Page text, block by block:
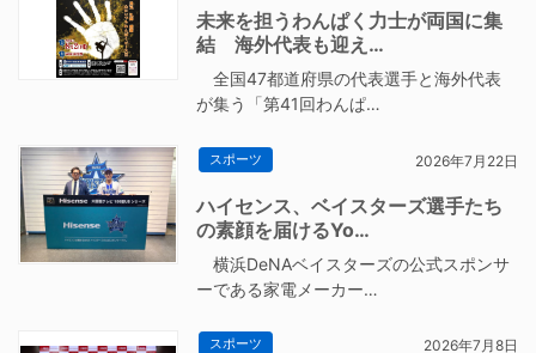
未来を担うわんぱく力士が両国に集
結 海外代表も迎え…
全国47都道府県の代表選手と海外代表
が集う「第41回わんぱ…
スポーツ 2026年7月22日
ハイセンス、ベイスターズ選手たち
の素顔を届けるYo…
横浜DeNAベイスターズの公式スポンサ
ーである家電メーカー…
スポーツ 2026年7月8日